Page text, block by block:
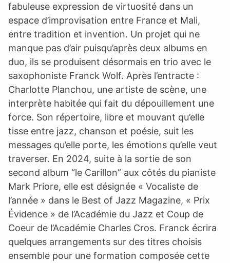
fabuleuse expression de virtuosité dans un
espace d’improvisation entre France et Mali,
entre tradition et invention. Un projet qui ne
manque pas d’air puisqu’après deux albums en
duo, ils se produisent désormais en trio avec le
saxophoniste Franck Wolf. Après l’entracte :
Charlotte Planchou, une artiste de scène, une
interprète habitée qui fait du dépouillement une
force. Son répertoire, libre et mouvant qu’elle
tisse entre jazz, chanson et poésie, suit les
messages qu’elle porte, les émotions qu’elle veut
traverser. En 2024, suite à la sortie de son
second album “le Carillon” aux côtés du pianiste
Mark Priore, elle est désignée « Vocaliste de
l’année » dans le Best of Jazz Magazine, « Prix
Évidence » de l’Académie du Jazz et Coup de
Coeur de l’Académie Charles Cros. Franck écrira
quelques arrangements sur des titres choisis
ensemble pour une formation composée cette